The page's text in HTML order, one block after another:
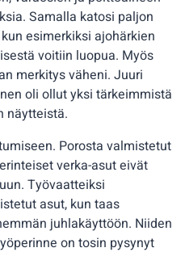
Samalla katosi paljon
esimerkiksi ajohärkien
voitiin luopua. Myös
merkitys väheni. Juuri
oli ollut yksi tärkeimmistä
näytteistä.
Porosta valmistetut
verka-asut eivät
Työvaatteiksi
asut, kun taas
juhlakäyttöön. Niiden
on tosin pysynyt